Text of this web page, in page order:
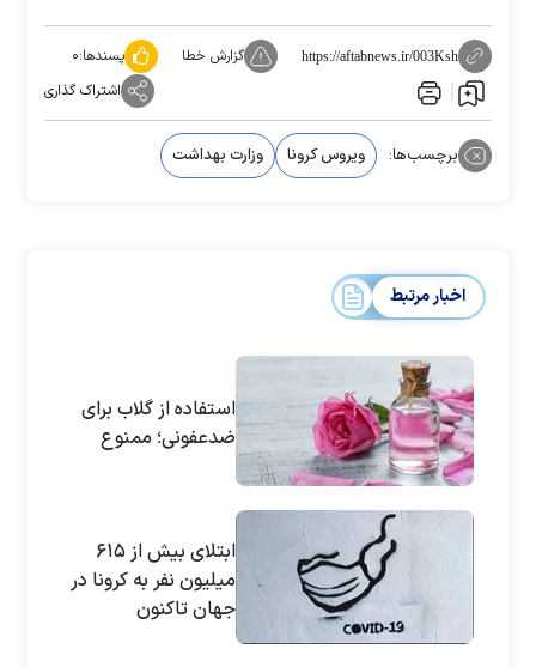
https://aftabnews.ir/003Ksh گزارش خطا پسندها:۰
اشتراک گذاری
برچسب‌ها: ویروس کرونا وزارت بهداشت
اخبار مرتبط
استفاده از گلاب برای
ضدعفونی؛ ممنوع
ابتلای بیش از ۶۱۵
میلیون نفر به کرونا در
جهان تاکنون